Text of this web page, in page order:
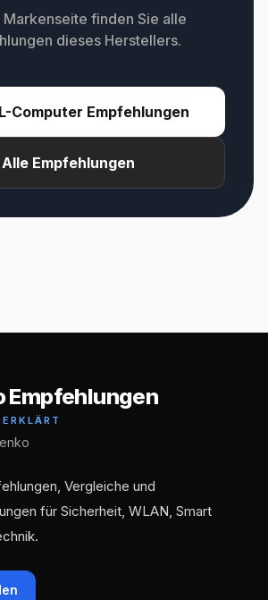
finden Sie alle
dieses Herstellers.
Computer Empfehlungen
Alle Empfehlungen
Empfehlungen
Vergleiche und
für Sicherheit, WLAN, Smart